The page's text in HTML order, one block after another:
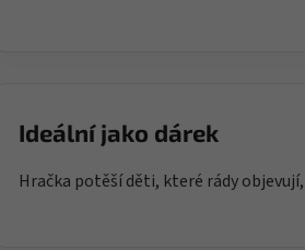
Ideální jako dárek
Hračka potěší děti, které rády